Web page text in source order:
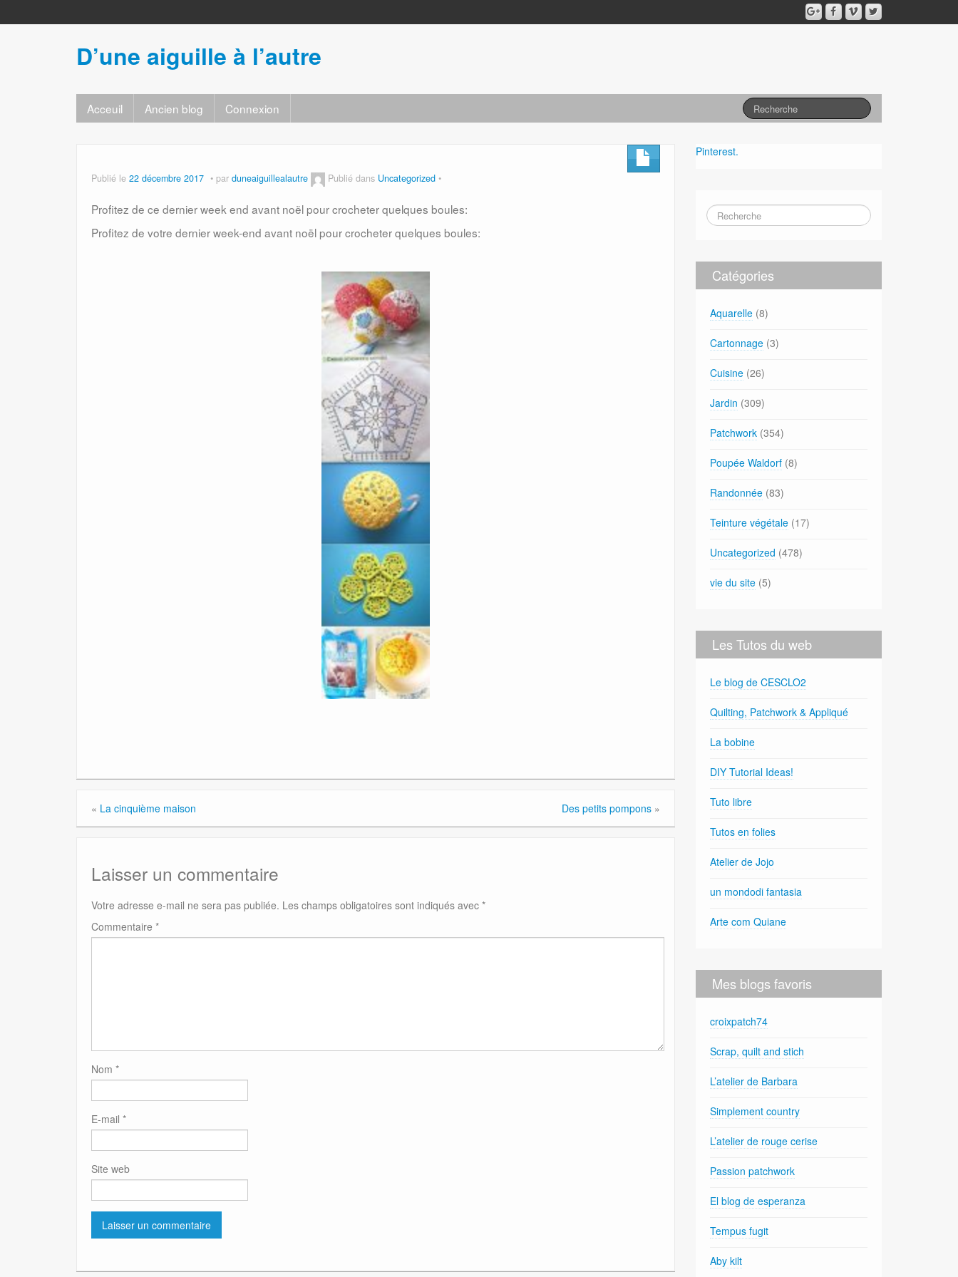
D’une aiguille à l’autre
Acceuil Ancien blog Connexion
Publié le 22 décembre 2017 par duneaiguillealautre Publié dans Uncategorized
Profitez de ce dernier week end avant noël pour crocheter quelques boules:
Profitez de votre dernier week-end avant noël pour crocheter quelques boules:
« La cinquième maison Des petits pompons »
Laisser un commentaire
Votre adresse e-mail ne sera pas publiée. Les champs obligatoires sont indiqués avec *
Commentaire *
Nom *
E-mail *
Site web
Pinterest.
Catégories
Aquarelle (8)
Cartonnage (3)
Cuisine (26)
Jardin (309)
Patchwork (354)
Poupée Waldorf (8)
Randonnée (83)
Teinture végétale (17)
Uncategorized (478)
vie du site (5)
Les Tutos du web
Le blog de CESCLO2
Quilting, Patchwork & Appliqué
La bobine
DIY Tutorial Ideas!
Tuto libre
Tutos en folies
Atelier de Jojo
un mondodi fantasia
Arte com Quiane
Mes blogs favoris
croixpatch74
Scrap, quilt and stich
L’atelier de Barbara
Simplement country
L’atelier de rouge cerise
Passion patchwork
El blog de esperanza
Tempus fugit
Aby kilt